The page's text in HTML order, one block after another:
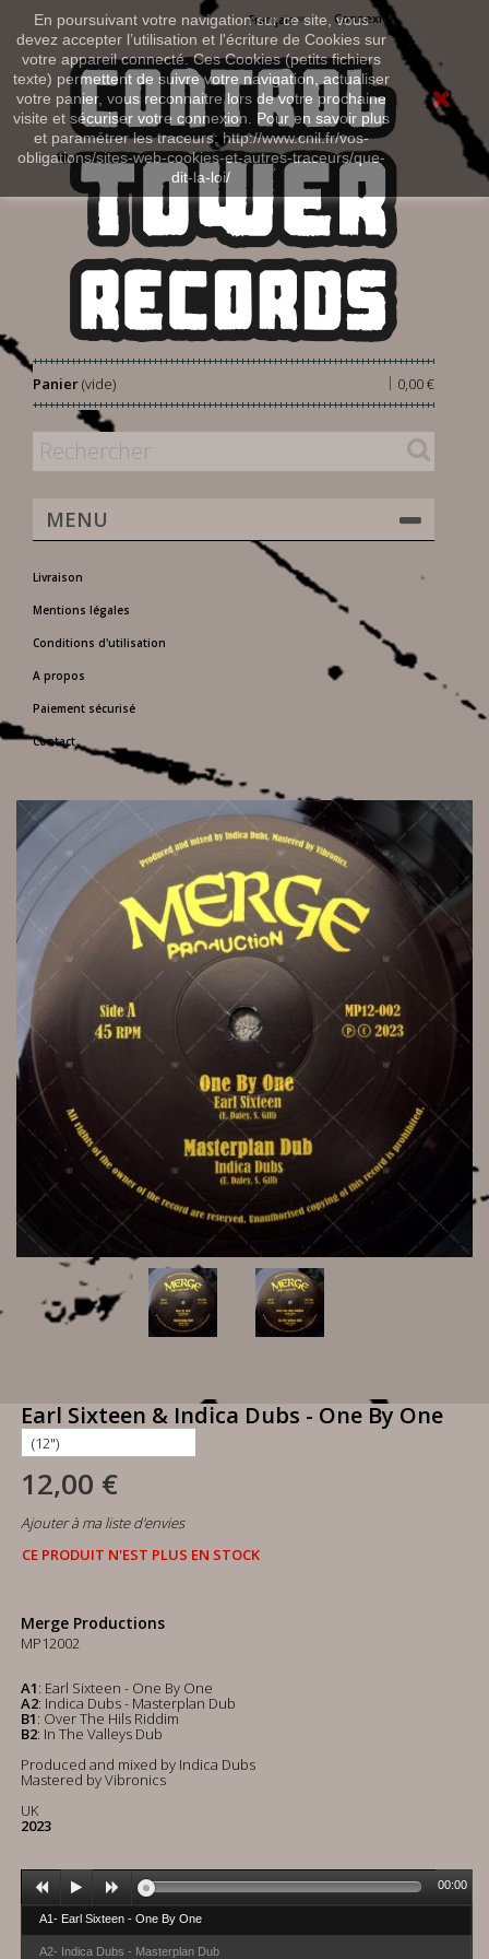
En poursuivant votre navigation sur ce site, vous
devez accepter l’utilisation et l'écriture de Cookies sur
votre appareil connecté. Ces Cookies (petits fichiers
texte) permettent de suivre votre navigation, actualiser
votre panier, vous reconnaitre lors de votre prochaine
visite et sécuriser votre connexion. Pour en savoir plus
et paramétrer les traceurs: http://www.cnil.fr/vos-
obligations/sites-web-cookies-et-autres-traceurs/que-
dit-la-loi/
Connexion
Français
Panier 0,00 €
|
(vide)
MENU
Livraison
Mentions légales
Conditions d'utilisation
A propos
Paiement sécurisé
Contact
Earl Sixteen & Indica Dubs - One By One
12,00 €
Ajouter à ma liste d'envies
CE PRODUIT N'EST PLUS EN STOCK
Merge Productions
MP12002
A1: Earl Sixteen - One By One
A2: Indica Dubs - Masterplan Dub
B1: Over The Hils Riddim
B2: In The Valleys Dub
Produced and mixed by Indica Dubs
Mastered by Vibronics
UK
2023
A1- Earl Sixteen - One By One
A2- Indica Dubs - Masterplan Dub
00:00